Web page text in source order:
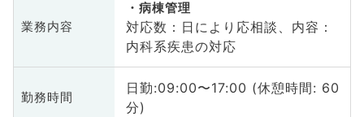
業務内容
病棟管理
対応数：日により応相談、内容：
内科系疾患の対応
勤務時間
日勤:09:00〜17:00 (休憩時間: 60
分)